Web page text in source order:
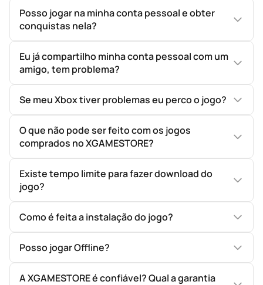
Posso jogar na minha conta pessoal e obter
conquistas nela?
Eu já compartilho minha conta pessoal com um
amigo, tem problema?
Se meu Xbox tiver problemas eu perco o jogo?
O que não pode ser feito com os jogos
comprados no XGAMESTORE?
Existe tempo limite para fazer download do
jogo?
Como é feita a instalação do jogo?
Posso jogar Offline?
A XGAMESTORE é confiável? Qual a garantia